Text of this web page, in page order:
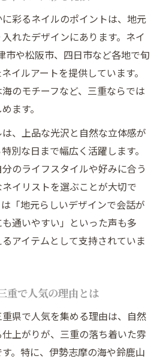
ルで注目のデザイン傾向
見る三重ネイルサロンの特徴
が季節感を高める理由
う三重の四季とオイスター
イルが人気になる季節の演出
れる季節感重視のネイル術
ネイルサロン旬の提案とは
光るオイスターネイルの魅力
重ネイルの魅力発見
らしいネイルを叶える方法
性を両立するネイル選び
る松阪市ネイルの魅力
個性を引き出すアイデア集
出会い方を徹底解説
に出会う三重県での探し方
彩るネイルのポイントは、地元
れたデザインにあります。ネイ
市や松阪市、四日市など各地で旬
イルアートを提供しています。
のモチーフなど、三重ならでは
ます。
、上品な光沢と自然な立体感が
別な日まで幅広く活躍します。
のライフスタイルや好みに合う
イリストを選ぶことが大切で
「地元らしいデザインで会話が
通いやすい」といった声も多
アイテムとして支持されていま
重で人気の理由とは
県で人気を集める理由は、自然
上がりが、三重の落ち着いた雰
。特に、伊勢志摩の海や鈴鹿山